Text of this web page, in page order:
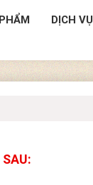
DỊCH VỤ